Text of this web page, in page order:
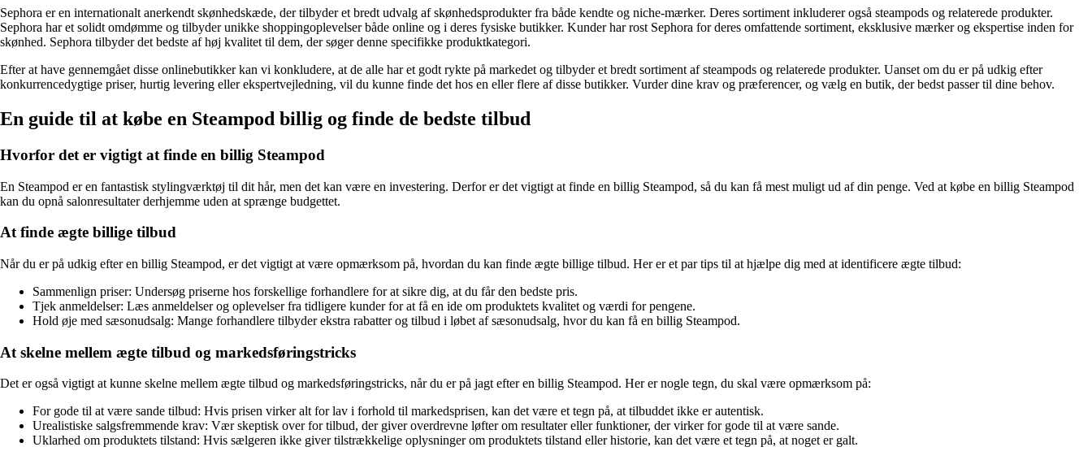
Sephora er en internationalt anerkendt skønhedskæde, der tilbyder et bredt udvalg af skønhedsprodukter fra både kendte og niche-mærker. Deres sortiment inkluderer også steampods og relaterede produkter.
Sephora har et solidt omdømme og tilbyder unikke shoppingoplevelser både online og i deres fysiske butikker. Kunder har rost Sephora for deres omfattende sortiment, eksklusive mærker og ekspertise inden for
skønhed. Sephora tilbyder det bedste af høj kvalitet til dem, der søger denne specifikke produktkategori.
Efter at have gennemgået disse onlinebutikker kan vi konkludere, at de alle har et godt rykte på markedet og tilbyder et bredt sortiment af steampods og relaterede produkter. Uanset om du er på udkig efter
konkurrencedygtige priser, hurtig levering eller ekspertvejledning, vil du kunne finde det hos en eller flere af disse butikker. Vurder dine krav og præferencer, og vælg en butik, der bedst passer til dine behov.
En guide til at købe en Steampod billig og finde de bedste tilbud
Hvorfor det er vigtigt at finde en billig Steampod
En Steampod er en fantastisk stylingværktøj til dit hår, men det kan være en investering. Derfor er det vigtigt at finde en billig Steampod, så du kan få mest muligt ud af din penge. Ved at købe en billig Steampod
kan du opnå salonresultater derhjemme uden at sprænge budgettet.
At finde ægte billige tilbud
Når du er på udkig efter en billig Steampod, er det vigtigt at være opmærksom på, hvordan du kan finde ægte billige tilbud. Her er et par tips til at hjælpe dig med at identificere ægte tilbud:
Sammenlign priser: Undersøg priserne hos forskellige forhandlere for at sikre dig, at du får den bedste pris.
Tjek anmeldelser: Læs anmeldelser og oplevelser fra tidligere kunder for at få en ide om produktets kvalitet og værdi for pengene.
Hold øje med sæsonudsalg: Mange forhandlere tilbyder ekstra rabatter og tilbud i løbet af sæsonudsalg, hvor du kan få en billig Steampod.
At skelne mellem ægte tilbud og markedsføringstricks
Det er også vigtigt at kunne skelne mellem ægte tilbud og markedsføringstricks, når du er på jagt efter en billig Steampod. Her er nogle tegn, du skal være opmærksom på:
For gode til at være sande tilbud: Hvis prisen virker alt for lav i forhold til markedsprisen, kan det være et tegn på, at tilbuddet ikke er autentisk.
Urealistiske salgsfremmende krav: Vær skeptisk over for tilbud, der giver overdrevne løfter om resultater eller funktioner, der virker for gode til at være sande.
Uklarhed om produktets tilstand: Hvis sælgeren ikke giver tilstrækkelige oplysninger om produktets tilstand eller historie, kan det være et tegn på, at noget er galt.